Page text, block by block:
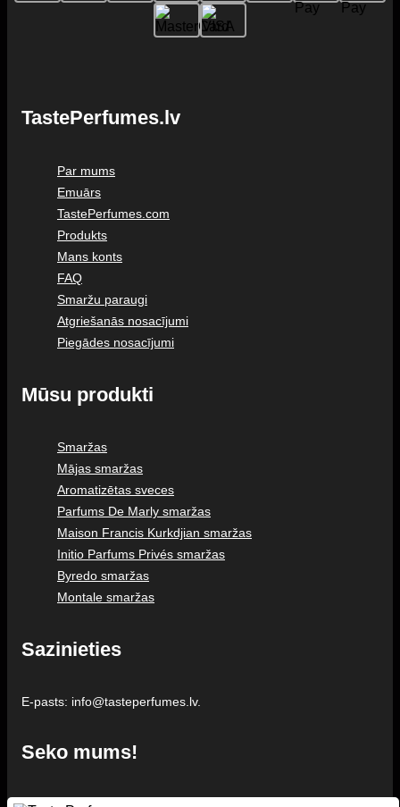
TastePerfumes.lv
Par mums
Emuārs
TastePerfumes.com
Produkts
Mans konts
FAQ
Smaržu paraugi
Atgriešanās nosacījumi
Piegādes nosacījumi
Mūsu produkti
Smaržas
Mājas smaržas
Aromatizētas sveces
Parfums De Marly smaržas
Maison Francis Kurkdjian smaržas
Initio Parfums Privés smaržas
Byredo smaržas
Montale smaržas
Sazinieties
E-pasts: info@tasteperfumes.lv.
Seko mums!